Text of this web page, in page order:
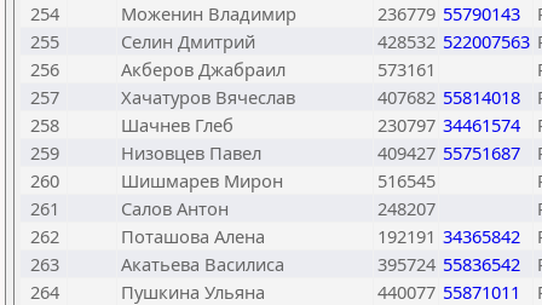
254
Моженин Владимир 236779 55790143
255
Селин Дмитрий 428532 522007563
256
Акберов Джабраил 573161
257
Хачатуров Вячеслав 407682 55814018
258
Шачнев Глеб 230797 34461574
259
Низовцев Павел 409427 55751687
260
Шишмарев Мирон 516545
261
Салов Антон 248207
262
Поташова Алена 192191 34365842
263
Акатьева Василиса 395724 55836542
264
Пушкина Ульяна 440077 55871011